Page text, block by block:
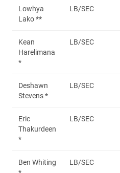
Lowhya
Lako **
LB/SEC
Kean
Harelimana
*
LB/SEC
Deshawn
Stevens *
LB/SEC
Eric
Thakurdeen
*
LB/SEC
Ben Whiting
LB/SEC